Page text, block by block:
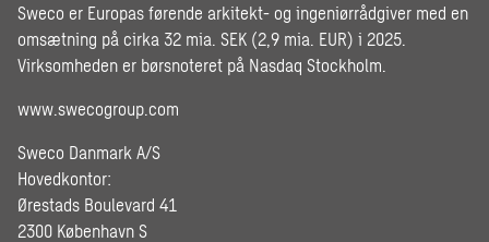
Sweco er Europas førende arkitekt- og ingeniørrådgiver med en
omsætning på cirka 32 mia. SEK (2,9 mia. EUR) i 2025.
Virksomheden er børsnoteret på Nasdaq Stockholm.
www.swecogroup.com
Sweco Danmark A/S
Hovedkontor:
Ørestads Boulevard 41
2300 København S